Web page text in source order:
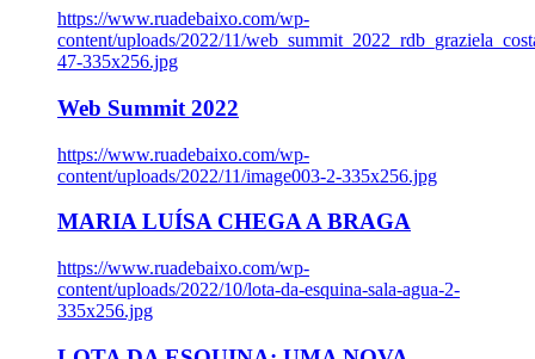
https://www.ruadebaixo.com/wp-
content/uploads/2022/11/
47-335x256.jpg
Web Summit 2022
https://www.ruadebaixo.com/wp-
content/uploads/2022/11/image003-2-335x256.jpg
MARIA LUÍSA CHEGA A BRAGA
https://www.ruadebaixo.com/wp-
content/uploads/2022/10/lota-da-esquina-sala-agua-2-
335x256.jpg